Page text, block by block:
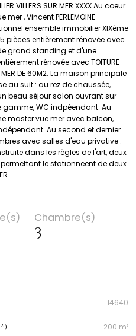
VILLERS SUR MER XXXX Au coeur
, Vincent PERLEMOINE
ensemble immobilier XIXème
pièces entièrement rénovée avec
grand standing et d'une
rénovée avec TOITURE
MER DE 60M2. La maison principale
au suit : au rez de chaussée,
beau séjour salon ouvrant sur
gamme, WC indpéendant. Au
master vue mer avec balcon,
Au second et dernier
avec salles d'eau privative .
dans les règles de l'art, deux
le stationneent de deux
.
Chambre(s)
3
14640
200 m²